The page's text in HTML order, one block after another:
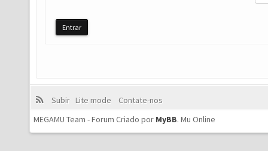
Subir Lite mode
Contate-nos
MEGAMU Team - Forum Criado por MyBB. Mu Online